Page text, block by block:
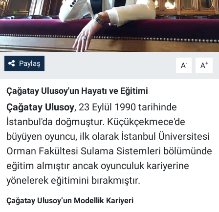
Paylaş A- A+
Çağatay Ulusoy'un Hayatı ve Eğitimi
Çağatay Ulusoy, 23 Eylül 1990 tarihinde
İstanbul'da doğmuştur. Küçükçekmece'de
büyüyen oyuncu, ilk olarak İstanbul Üniversitesi
Orman Fakültesi Sulama Sistemleri bölümünde
eğitim almıştır ancak oyunculuk kariyerine
yönelerek eğitimini bırakmıştır.
Çağatay Ulusoy’un Modellik Kariyeri